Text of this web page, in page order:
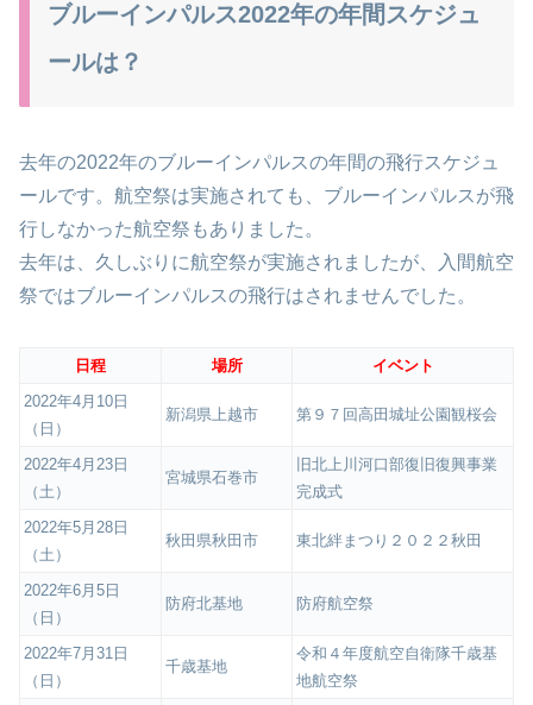
ブルーインパルス2022年の年間スケジュ
ールは？
去年の2022年のブルーインパルスの年間の飛行スケジュ
ールです。航空祭は実施されても、ブルーインパルスが飛
行しなかった航空祭もありました。
去年は、久しぶりに航空祭が実施されましたが、入間航空
祭ではブルーインパルスの飛行はされませんでした。
日程 場所
イベント
2022年4月10日
（日）
新潟県上越市 第９７回高田城址公園観桜会
2022年4月23日
（土）
宮城県石巻市
旧北上川河口部復旧復興事業
完成式
2022年5月28日
（土）
秋田県秋田市 東北絆まつり２０２２秋田
2022年6月5日
（日）
防府北基地 防府航空祭
2022年7月31日
（日）
千歳基地
令和４年度航空自衛隊千歳基
地航空祭